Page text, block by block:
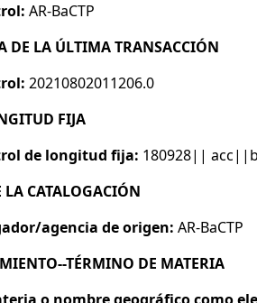
AR-BaCTP
DE LA ÚLTIMA TRANSACCIÓN
20210802011206.0
FIJA
de longitud fija: 180928||
CATALOGACIÓN
agencia de origen: AR-BaCTP
TÉRMINO DE MATERIA